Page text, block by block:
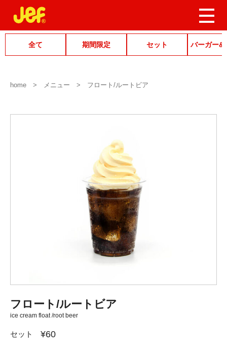
全て 期間限定 セット バーガー&
home メニュー フロート/ルートビア
フロート/ルートビア
ice cream float /root beer
セット ¥60